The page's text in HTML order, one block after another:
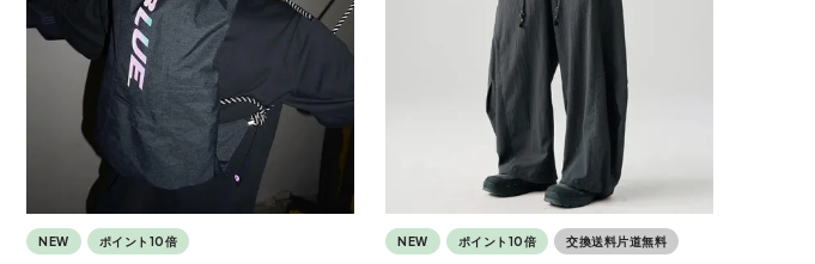
NEW ポイント10倍 NEW ポイント10倍 交換送料片道無料